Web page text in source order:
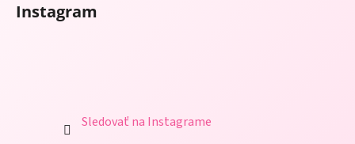
Instagram
Sledovať na Instagrame